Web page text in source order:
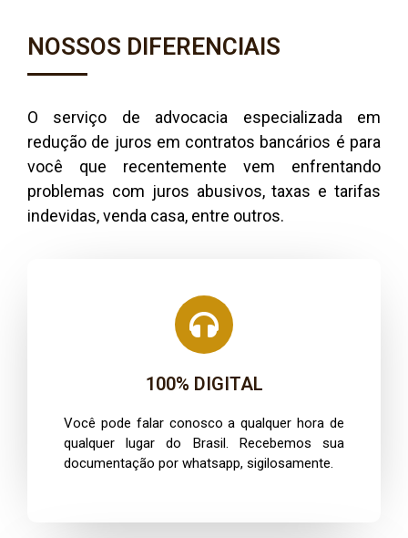
NOSSOS DIFERENCIAIS
O serviço de advocacia especializada em
redução de juros em contratos bancários é para
você que recentemente vem enfrentando
problemas com juros abusivos, taxas e tarifas
indevidas, venda casa, entre outros.
100% DIGITAL
Você pode falar conosco a qualquer hora de
qualquer lugar do Brasil. Recebemos sua
documentação por whatsapp, sigilosamente.